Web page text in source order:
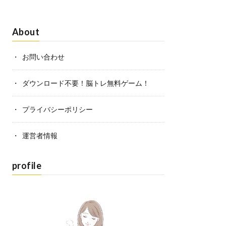
About
お問い合わせ
ダウンロード不要！脳トレ無料ゲーム！
プライバシーポリシー
運営者情報
profile